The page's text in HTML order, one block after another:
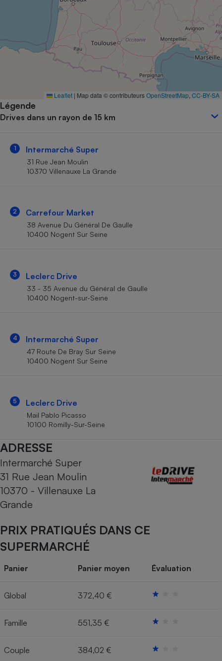
Leaflet | Map data © contributeursOpenStreetMap CC-BY-SA
Légende
Drives dans un rayon de 15 km
1 Intermarché Super
31 Rue Jean Moulin
10370 Villenauxe La Grande
2 Carrefour Market
38 Avenue Du Général De Gaulle
10400 Nogent Sur Seine
3 Leclerc Drive
33 - 35 Avenue du Général de Gaulle
10400 Nogent-sur-Seine
4 Intermarché Super
47 Route De Bray Sur Seine
10400 Nogent Sur Seine
5 Leclerc Drive
Mail Pablo Picasso
10100 Romilly-Sur-Seine
ADRESSE
Intermarché Super
31 Rue Jean Moulin
10370 - Villenauxe La
Grande
PRIX PRATIQUÉS DANS CE
SUPERMARCHÉ
Panier Panier moyen Évaluation
Global 372,40 €
Famille 551,35 €
Couple 384,02 €
Complément
alimentaire
Assurance emprunteur
Banque
Petit électroménager -
Matelas
Mutuelle